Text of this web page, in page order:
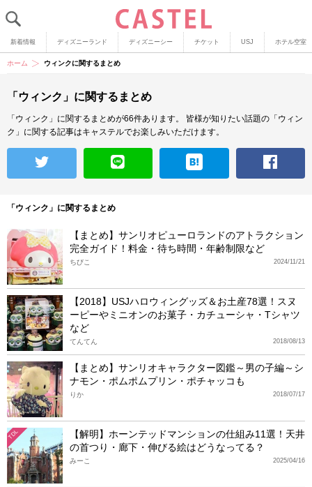
新着情報 ディズニーランド ディズニーシー チケット USJ ホテル空室
ホーム ウィンクに関するまとめ
「ウィンク」に関するまとめ
「ウィンク」に関するまとめが66件あります。
皆様が知りたい話題の「ウィン
ク」に関する記事はキャステルでお楽しみいただけます。
「ウィンク」に関するまとめ
【まとめ】サンリオピューロランドのアトラクション
完全ガイド！料金・待ち時間・年齢制限など
2024/11/21
ちびこ
【2018】USJハロウィングッズ＆お土産78選！スヌ
ーピーやミニオンのお菓子・カチューシャ・Tシャツ
など
2018/08/13
てんてん
【まとめ】サンリオキャラクター図鑑～男の子編～シ
ナモン・ポムポムプリン・ポチャッコも
2018/07/17
りか
TDL
【解明】ホーンテッドマンションの仕組み11選！天井
の首つり・廊下・伸びる絵はどうなってる？
2025/04/16
みーこ